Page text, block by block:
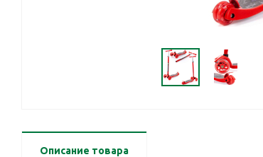
Описание товара